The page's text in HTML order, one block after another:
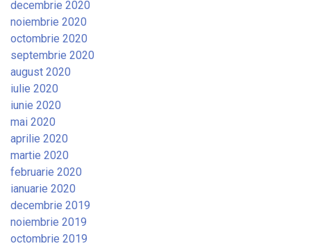
decembrie 2020
noiembrie 2020
octombrie 2020
septembrie 2020
august 2020
iulie 2020
iunie 2020
mai 2020
aprilie 2020
martie 2020
februarie 2020
ianuarie 2020
decembrie 2019
noiembrie 2019
octombrie 2019